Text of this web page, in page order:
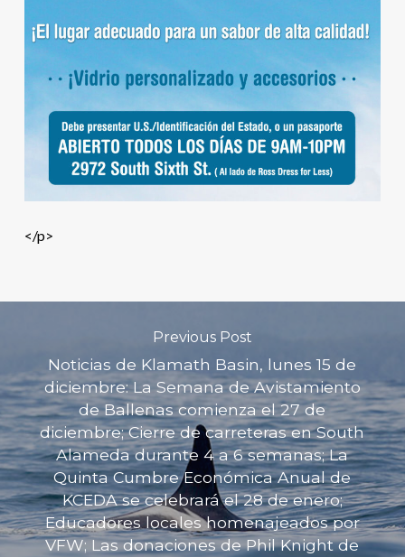
</p>
Previous Post
Noticias de Klamath Basin, lunes 15 de
diciembre: La Semana de Avistamiento
de Ballenas comienza el 27 de
diciembre; Cierre de carreteras en South
Alameda durante 4 a 6 semanas; La
Quinta Cumbre Económica Anual de
KCEDA se celebrará el 28 de enero;
Educadores locales homenajeados por
VFW; Las donaciones de Phil Knight de